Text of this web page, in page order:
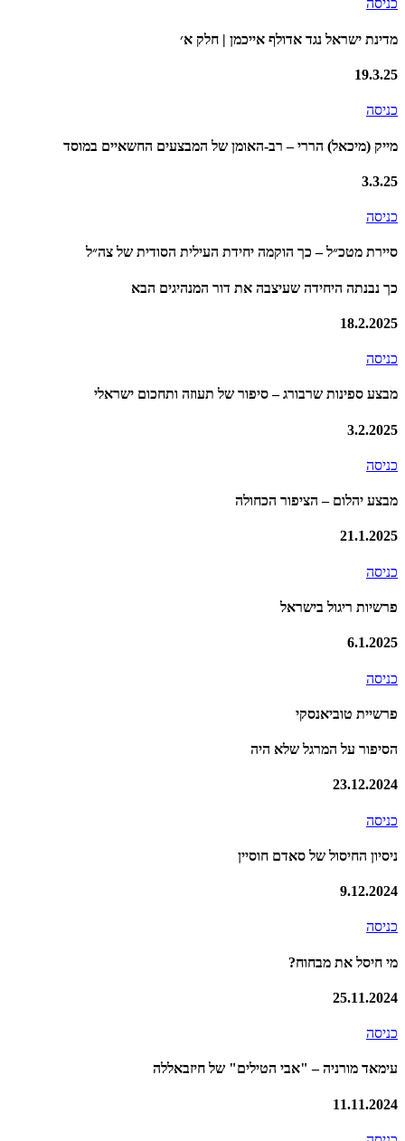
כניסה
מדינת ישראל נגד אדולף אייכמן | חלק א׳
19.3.25
כניסה
מייק (מיכאל) הררי – רב-האומן של המבצעים החשאיים במוסד
3.3.25
כניסה
סיירת מטכ״ל – כך הוקמה יחידת העילית הסודית של צה״ל
כך נבנתה היחידה שעיצבה את דור המנהיגים הבא
18.2.2025
כניסה
מבצע ספינות שרבורג – סיפור של תעוזה ותחכום ישראלי
3.2.2025
כניסה
מבצע יהלום – הציפור הכחולה
21.1.2025
כניסה
פרשיות ריגול בישראל
6.1.2025
כניסה
פרשיית טוביאנסקי
הסיפור על המרגל שלא היה
23.12.2024
כניסה
ניסיון החיסול של סאדם חוסיין
9.12.2024
כניסה
מי חיסל את מבחוח?
25.11.2024
כניסה
עימאד מורניה – "אבי הטילים" של חיזבאללה
11.11.2024